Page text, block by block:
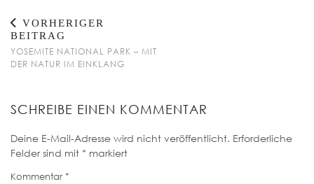
VORHERIGER
BEITRAG
YOSEMITE NATIONAL PARK – MIT
DER NATUR IM EINKLANG
SCHREIBE EINEN KOMMENTAR
Deine E-Mail-Adresse wird nicht veröffentlicht. Erforderliche
Felder sind mit * markiert
Kommentar *